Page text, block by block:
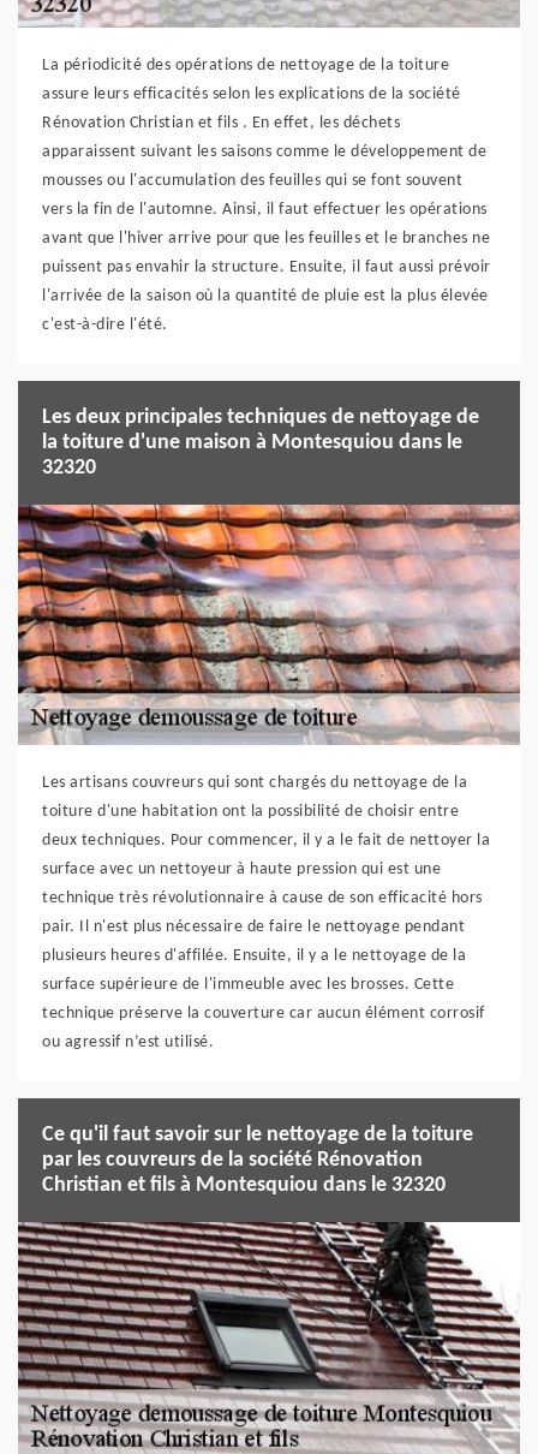
La périodicité des opérations de nettoyage de la toiture
assure leurs efficacités selon les explications de la société
Rénovation Christian et fils . En effet, les déchets
apparaissent suivant les saisons comme le développement de
mousses ou l'accumulation des feuilles qui se font souvent
vers la fin de l'automne. Ainsi, il faut effectuer les opérations
avant que l'hiver arrive pour que les feuilles et le branches ne
puissent pas envahir la structure. Ensuite, il faut aussi prévoir
l'arrivée de la saison où la quantité de pluie est la plus élevée
c'est-à-dire l'été.
Les deux principales techniques de nettoyage de
la toiture d'une maison à Montesquiou dans le
32320
Les artisans couvreurs qui sont chargés du nettoyage de la
toiture d'une habitation ont la possibilité de choisir entre
deux techniques. Pour commencer, il y a le fait de nettoyer la
surface avec un nettoyeur à haute pression qui est une
technique très révolutionnaire à cause de son efficacité hors
pair. Il n'est plus nécessaire de faire le nettoyage pendant
plusieurs heures d'affilée. Ensuite, il y a le nettoyage de la
surface supérieure de l'immeuble avec les brosses. Cette
technique préserve la couverture car aucun élément corrosif
ou agressif n’est utilisé.
Ce qu'il faut savoir sur le nettoyage de la toiture
par les couvreurs de la société Rénovation
Christian et fils à Montesquiou dans le 32320